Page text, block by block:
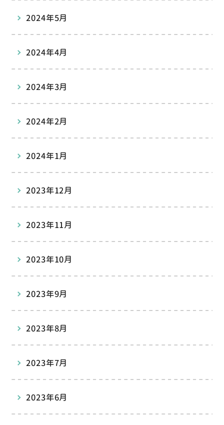
2024年5月
2024年4月
2024年3月
2024年2月
2024年1月
2023年12月
2023年11月
2023年10月
2023年9月
2023年8月
2023年7月
2023年6月